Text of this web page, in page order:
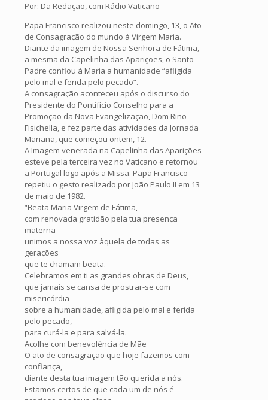
Por: Da Redação, com Rádio Vaticano
Papa Francisco realizou neste domingo, 13, o Ato
de Consagração do mundo à Virgem Maria.
Diante da imagem de Nossa Senhora de Fátima,
a mesma da Capelinha das Aparições, o Santo
Padre confiou à Maria a humanidade “afligida
pelo mal e ferida pelo pecado”.
A consagração aconteceu após o discurso do
Presidente do Pontifício Conselho para a
Promoção da Nova Evangelização, Dom Rino
Fisichella, e fez parte das atividades da Jornada
Mariana, que começou ontem, 12.
A Imagem venerada na Capelinha das Aparições
esteve pela terceira vez no Vaticano e retornou
a Portugal logo após a Missa. Papa Francisco
repetiu o gesto realizado por João Paulo II em 13
de maio de 1982.
“Beata Maria Virgem de Fátima,
com renovada gratidão pela tua presença
materna
unimos a nossa voz àquela de todas as
gerações
que te chamam beata.
Celebramos em ti as grandes obras de Deus,
que jamais se cansa de prostrar-se com
misericórdia
sobre a humanidade, afligida pelo mal e ferida
pelo pecado,
para curá-la e para salvá-la.
Acolhe com benevolência de Mãe
O ato de consagração que hoje fazemos com
confiança,
diante desta tua imagem tão querida a nós.
Estamos certos de que cada um de nós é